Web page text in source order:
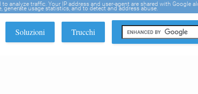
Soluzioni Trucchi
analyze traffic. Your IP address and user-agent are shared with Google
usage statistics, and to detect and address abuse.